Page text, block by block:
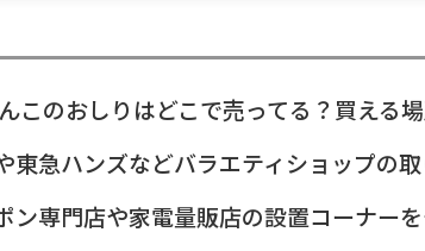
このおしりはどこで売ってる？買える
東急ハンズなどバラエティショップの
ン専門店や家電量販店の設置コーナー